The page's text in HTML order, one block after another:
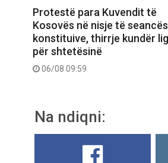
Protestë para Kuvendit të
Kosovës në nisje të seancës
konstituive, thirrje kundër
për shtetësinë
06/08 09:59
Na ndiqni: